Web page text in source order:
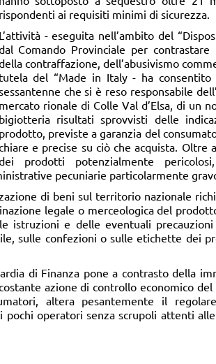
rispondenti ai requisiti minimi di sicurezza.
L’attività - eseguita nell’ambito del
Comando Provinciale per
contraffazione, dell’abusivismo
tutela del “Made in Italy - ha
che si è reso responsabile
mercato rionale di Colle Val d’Elsa, di un
bigiotteria risultati sprovvisti delle
prodotto, previste a garanzia del
e precise su ciò che acquista. Oltre
prodotti potenzialmente
pecuniarie particolarmente
di beni sul territorio nazionale
legale o merceologica del
istruzioni e delle eventuali precauzioni
sulle confezioni o sulle etichette dei
di Finanza pone a contrasto della
azione di controllo economico
altera pesantemente il
operatori senza scrupoli attenti